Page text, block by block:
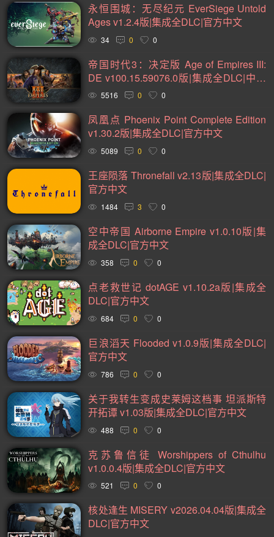
即时战略(215)
管理(198) 砍杀(196)
太空(194)
血腥(184)
解谜冒险(177) 街机(176)
驾驶(169)
回合制战斗(168)
选择取向(161)
冒险(158)
视觉小说(156)
类魂系列(155)
横向滚屏(155)
卡通风格(155)
回合制(152)
欢乐(151) 第三人称(147)
益智休闲(137)
体育运动(130)
枪战射击(126)
赛车竞速(124)
类 Rogue(114)
时空旅行(114)
第三人称视角(110)
拟真(107)
二维(105)
第一人称视角(105)
困难(105)
像素图形(104)
指向点击(104)
黑暗(98)
卡通(95)
动作类 Rogue(93)
魂系列(93)
动作角色扮演(88)
类银河战士恶魔城(81)
心理恐怖(78)
放松(78) 后末日(76)
第一人称射击(74)
经典(73)
战术(73) 塔防(72)
黑暗奇幻(66)
军事(65) 第三人称射击(65)
阖家(61)
手绘(59)
生存恐怖(59) 策略战棋(59)
城市营造(56)
多结局(56) 在线合作(54)
经济(53)
竞速(52)
日系角色扮演(52)
互动小说(51)
策略战争(50)
迷宫探索(49)
回合战略(49) 资源管理(49)
永恒围城：无尽纪元 EverSiege Untold
Ages v1.2.4版|集成全DLC|官方中文
34 0 0
帝国时代3：决定版 Age of Empires III:
DE v100.15.59076.0版|集成全DLC|中文
语音|官方中文
5516 0 0
凤凰点 Phoenix Point Complete Edition
v1.30.2版|集成全DLC|官方中文
5089 0 0
王座陨落 Thronefall v2.13版|集成全DLC|
官方中文
1484 3 0
空中帝国 Airborne Empire v1.0.10版|集
成全DLC|官方中文
358 0 0
点老救世记 dotAGE v1.10.2a版|集成全
DLC|官方中文
684 0 0
巨浪滔天 Flooded v1.0.9版|集成全DLC|
官方中文
786 0 0
关于我转生变成史莱姆这档事 坦派斯特
开拓谭 v1.03版|集成全DLC|官方中文
488 0 0
克苏鲁信徒 Worshippers of Cthulhu
v1.0.0.4版|集成全DLC|官方中文
521 0 0
核处逢生 MISERY v2026.04.04版|集成全
DLC|官方中文